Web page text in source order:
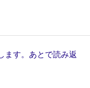
ます。あとで読み返